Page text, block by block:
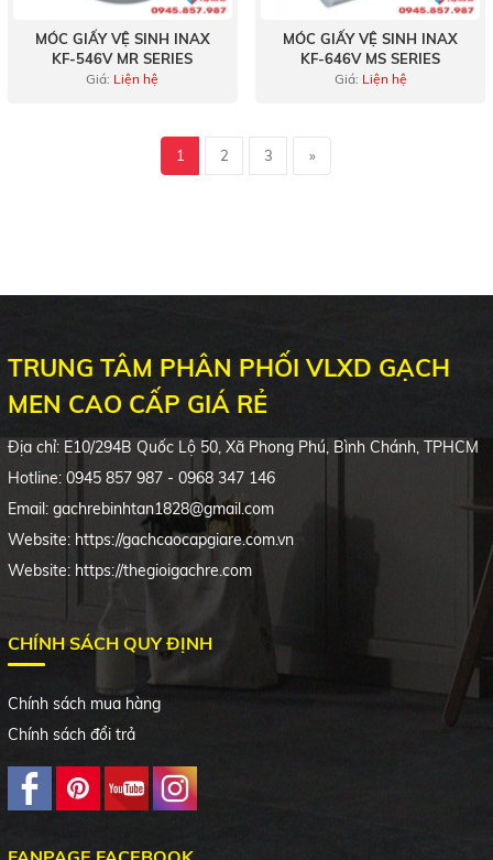
MÓC GIẤY VỆ SINH INAX
KF-546V MR SERIES
Giá: Liện hệ
MÓC GIẤY VỆ SINH INAX
KF-646V MS SERIES
Giá: Liện hệ
1 2 3 »
TRUNG TÂM PHÂN PHỐI VLXD GẠCH
MEN CAO CẤP GIÁ RẺ
Địa chỉ: E10/294B Quốc Lộ 50, Xã Phong Phú, Bình Chánh, TPHCM
Hotline: 0945 857 987 - 0968 347 146
Email: gachrebinhtan1828@gmail.com
Website: https://gachcaocapgiare.com.vn
Website: https://thegioigachre.com
CHÍNH SÁCH QUY ĐỊNH
Chính sách mua hàng
Chính sách đổi trả